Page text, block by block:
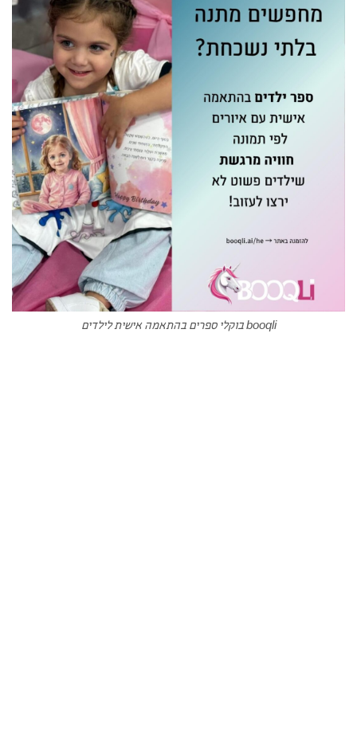
booqli בוקלי ספרים בהתאמה אישית לילדים